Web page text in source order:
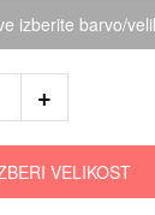
izberite barvo/
VELIKOST